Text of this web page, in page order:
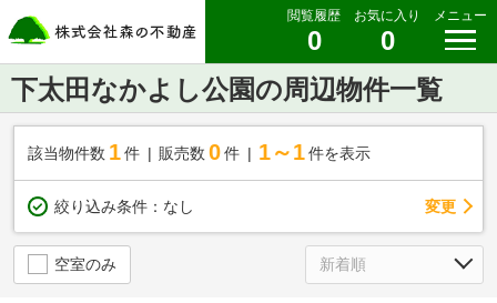
閲覧履歴
0
お気に入り
0
メニュー
下太田なかよし公園の周辺物件一覧
該当物件数 1件 販売数 0 件 1～1 件を表示
絞り込み条件： なし 変更
空室のみ